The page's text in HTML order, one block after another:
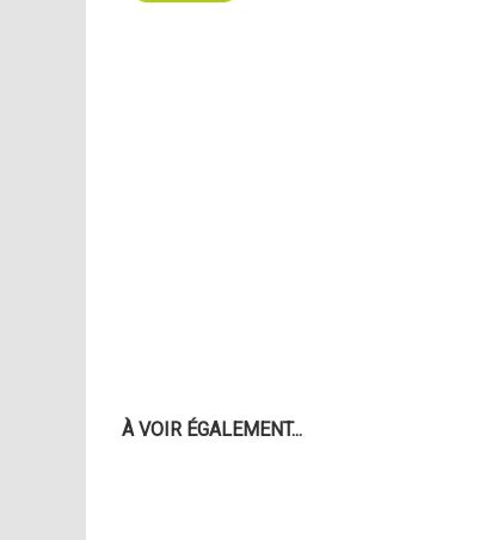
À VOIR ÉGALEMENT...